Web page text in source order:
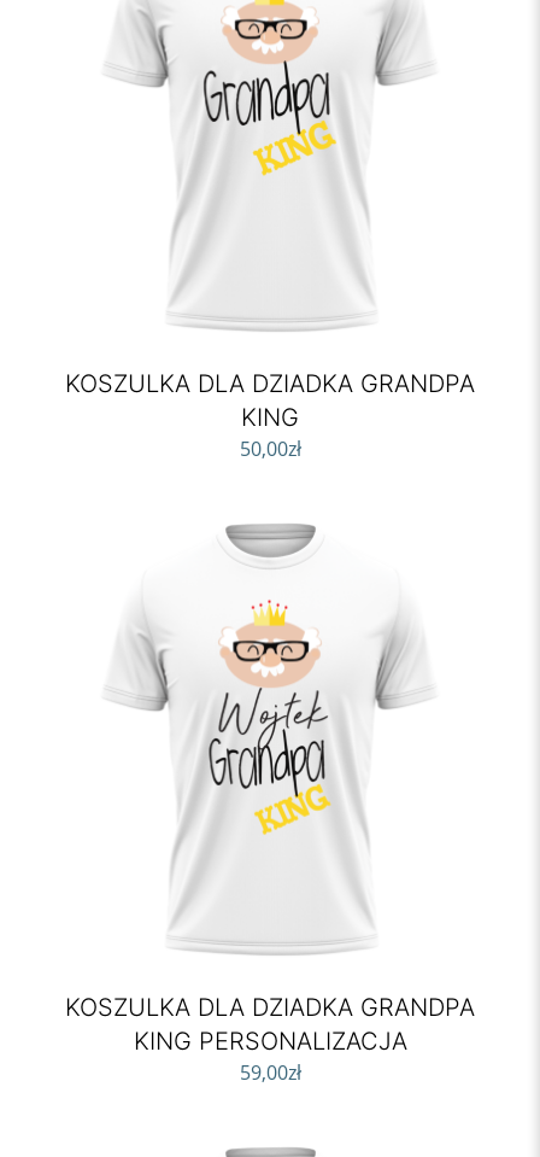
KOSZULKA DLA DZIADKA GRANDPA
KING
50,00zł
KOSZULKA DLA DZIADKA GRANDPA
KING PERSONALIZACJA
59,00zł